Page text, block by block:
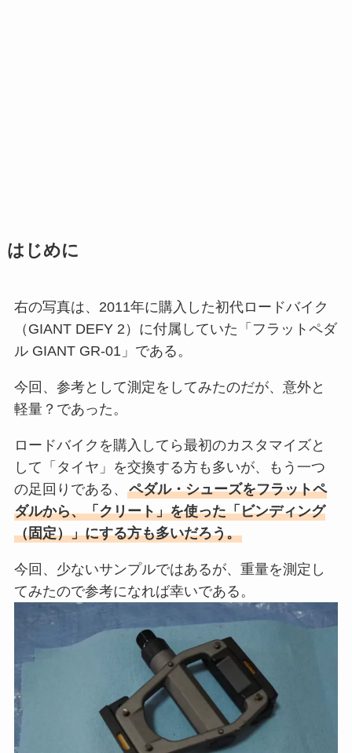
はじめに
右の写真は、2011年に購入した初代ロードバイク
（GIANT DEFY 2）に付属していた「フラットペダ
ル GIANT GR-01」である。
今回、参考として測定をしてみたのだが、意外と
軽量？であった。
ロードバイクを購入してら最初のカスタマイズと
して「タイヤ」を交換する方も多いが、もう一つ
の足回りである、 ペダル・シューズをフラットペ
ダルから、「クリート」を使った「ビンディング
（固定）」にする方も多いだろう。
今回、少ないサンプルではあるが、重量を測定し
てみたので参考になれば幸いである。